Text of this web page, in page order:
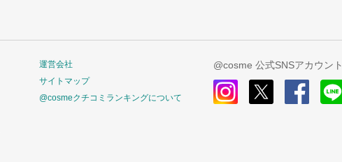
運営会社
サイトマップ
@cosmeクチコミランキングについて
@cosme 公式SNSアカウント